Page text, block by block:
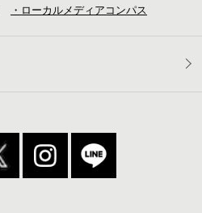
・ローカルメディア コンパス